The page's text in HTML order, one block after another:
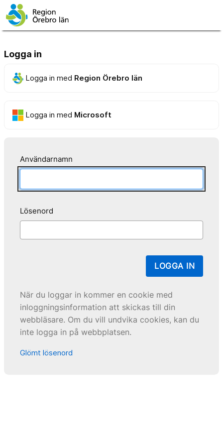
Logga in
Logga in med Region Örebro län
Logga in med Microsoft
Användarnamn
Lösenord
LOGGA IN
När du loggar in kommer en cookie med
inloggningsinformation att skickas till din
webbläsare. Om du vill undvika cookies, kan du
inte logga in på webbplatsen.
Glömt lösenord